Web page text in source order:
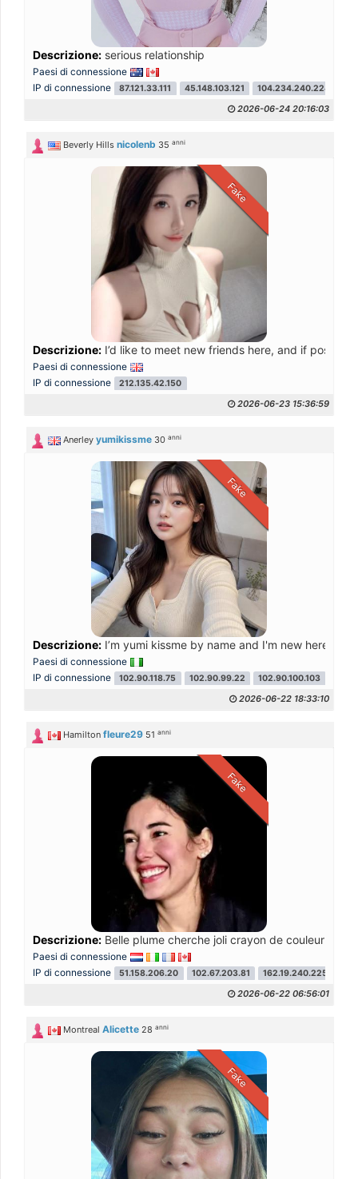
Descrizione: serious relationship
Paesi di connessione
IP di connessione
87.121.33.111 45.148.103.121 104.234.240.224
2026-06-24 20:16:03
Beverly Hills nicolenb 35anni
Fake
Descrizione: I’d like to meet new friends here, and if
Paesi di connessione
IP di connessione
212.135.42.150
2026-06-23 15:36:59
Anerley yumikissme 30anni
Fake
Descrizione: I’m yumi kissme by name and I'm new here
Paesi di connessione
IP di connessione
102.90.118.75 102.90.99.22 102.90.100.103
2026-06-22 18:33:10
Hamilton fleure29 51anni
Fake
Descrizione: Belle plume cherche joli crayon de couleur pour
Paesi di connessione
IP di connessione
51.158.206.20 102.67.203.81 162.19.240.225
2026-06-22 06:56:01
Montreal Alicette 28anni
Fake